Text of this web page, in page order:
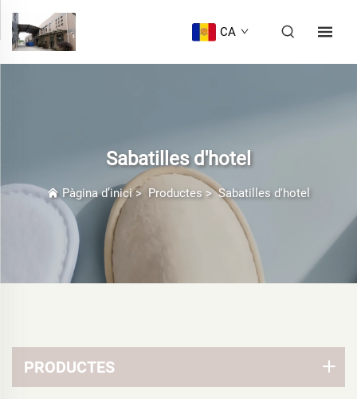
CA
Sabatilles d'hotel
Pàgina d’inici> Productes>Sabatilles d'hotel
PRODUCTES